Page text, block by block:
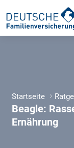
Startseite
Beagle:
Ernährung